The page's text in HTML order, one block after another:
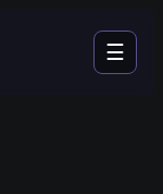
☰